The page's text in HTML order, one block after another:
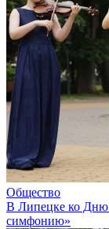
Общество
В Липецке ко Дню
симфонию»